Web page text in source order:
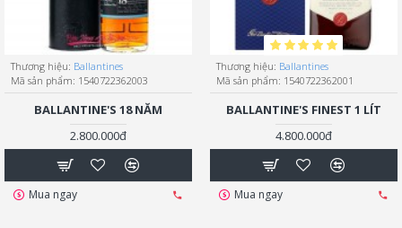
Thương hiệu: Ballantines
Mã sản phẩm: 1540722362003
BALLANTINE'S 18 NĂM
2.800.000đ
Mua ngay
Thương hiệu: Ballantines
Mã sản phẩm: 1540722362001
BALLANTINE'S FINEST 1 LÍT
4.800.000đ
Mua ngay